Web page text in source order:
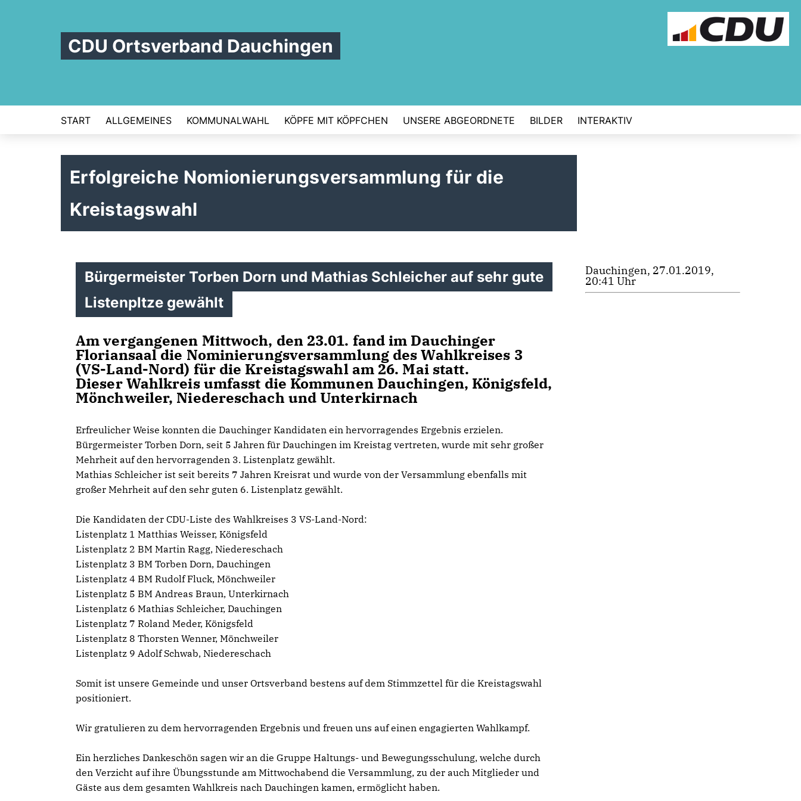
CDU Ortsverband Dauchingen
START ALLGEMEINES KOMMUNALWAHL KÖPFE MIT KÖPFCHEN UNSERE ABGEORDNETE BILDER INTERAKTIV
Erfolgreiche Nomionierungsversammlung für die
Kreistagswahl
Bürgermeister Torben Dorn und Mathias Schleicher auf sehr gute
Listenpltze gewählt
Am vergangenen Mittwoch, den 23.01. fand im Dauchinger
Floriansaal die Nominierungsversammlung des Wahlkreises 3
(VS-Land-Nord) für die Kreistagswahl am 26. Mai statt.
Dieser Wahlkreis umfasst die Kommunen Dauchingen, Königsfeld,
Mönchweiler, Niedereschach und Unterkirnach
Erfreulicher Weise konnten die Dauchinger Kandidaten ein hervorragendes Ergebnis erzielen.
Bürgermeister Torben Dorn, seit 5 Jahren für Dauchingen im Kreistag vertreten, wurde mit sehr großer
Mehrheit auf den hervorragenden 3. Listenplatz gewählt.
Mathias Schleicher ist seit bereits 7 Jahren Kreisrat und wurde von der Versammlung ebenfalls mit
großer Mehrheit auf den sehr guten 6. Listenplatz gewählt.
Die Kandidaten der CDU-Liste des Wahlkreises 3 VS-Land-Nord:
Listenplatz 1 Matthias Weisser, Königsfeld
Listenplatz 2 BM Martin Ragg, Niedereschach
Listenplatz 3 BM Torben Dorn, Dauchingen
Listenplatz 4 BM Rudolf Fluck, Mönchweiler
Listenplatz 5 BM Andreas Braun, Unterkirnach
Listenplatz 6 Mathias Schleicher, Dauchingen
Listenplatz 7 Roland Meder, Königsfeld
Listenplatz 8 Thorsten Wenner, Mönchweiler
Listenplatz 9 Adolf Schwab, Niedereschach
Somit ist unsere Gemeinde und unser Ortsverband bestens auf dem Stimmzettel für die Kreistagswahl
positioniert.
Wir gratulieren zu dem hervorragenden Ergebnis und freuen uns auf einen engagierten Wahlkampf.
Ein herzliches Dankeschön sagen wir an die Gruppe Haltungs- und Bewegungsschulung, welche durch
den Verzicht auf ihre Übungsstunde am Mittwochabend die Versammlung, zu der auch Mitglieder und
Gäste aus dem gesamten Wahlkreis nach Dauchingen kamen, ermöglicht haben.
Dauchingen, 27.01.2019,
20:41 Uhr